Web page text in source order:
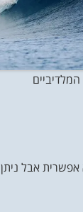
אבל ניתן